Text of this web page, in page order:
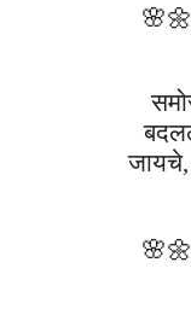
🌸🌼
🌸🌼